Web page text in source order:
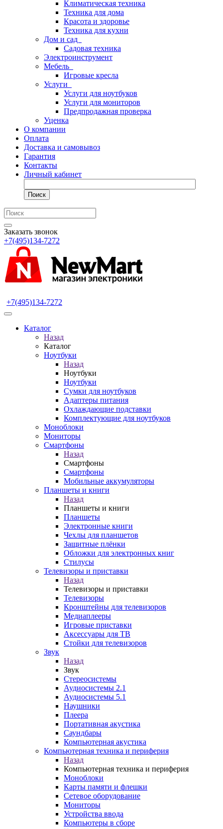
Климатическая техника
Техника для дома
Красота и здоровье
Техника для кухни
Дом и сад
Садовая техника
Электроинструмент
Мебель
Игровые кресла
Услуги
Услуги для ноутбуков
Услуги для мониторов
Предпродажная проверка
Уценка
О компании
Оплата
Доставка и самовывоз
Гарантия
Контакты
Личный кабинет
Поиск
Заказать звонок
+7(495)134-7272
+7(495)134-7272
Каталог
Назад
Каталог
Ноутбуки
Назад
Ноутбуки
Ноутбуки
Сумки для ноутбуков
Адаптеры питания
Охлаждающие подставки
Комплектующие для ноутбуков
Моноблоки
Мониторы
Смартфоны
Назад
Смартфоны
Смартфоны
Мобильные аккумуляторы
Планшеты и книги
Назад
Планшеты и книги
Планшеты
Электронные книги
Чехлы для планшетов
Защитные плёнки
Обложки для электронных книг
Стилусы
Телевизоры и приставки
Назад
Телевизоры и приставки
Телевизоры
Кронштейны для телевизоров
Медиаплееры
Игровые приставки
Аксессуары для ТВ
Стойки для телевизоров
Звук
Назад
Звук
Стереосистемы
Аудиосистемы 2.1
Аудиосистемы 5.1
Наушники
Плеера
Портативная акустика
Саундбары
Компьютерная акустика
Компьютерная техника и периферия
Назад
Компьютерная техника и периферия
Моноблоки
Карты памяти и флешки
Сетевое оборудование
Мониторы
Устройства ввода
Компьютеры в сборе